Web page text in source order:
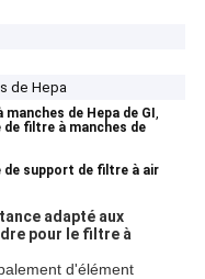
de Hepa
manches de Hepa de GI,
de filtre à manches de
de support de filtre à air
adapté aux
pour le filtre à
d'élément